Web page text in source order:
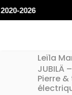
2026
Leïla
JUBILÄ
Pierre